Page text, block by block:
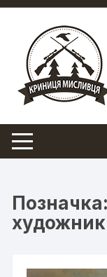
Перейти
вмісту
Позначка: